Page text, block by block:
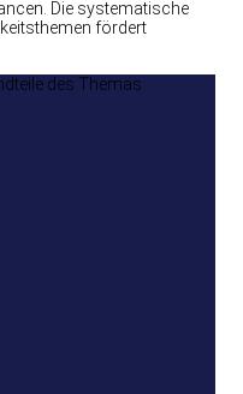
Die systematische
fördert